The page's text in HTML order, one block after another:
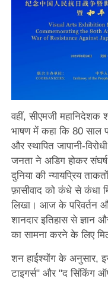
वहीं, सीएमजी महानिदेशक
भाषण में कहा कि 80 साल
और स्थापित जापानी-
जनता ने अडिग होकर
दुनिया की न्यायप्रिय
फ़ासीवाद को कंधे से कंधा
लिखा। आज के परिवर्तन
शानदार इतिहास से ज्ञान
का सामना करने के लिए
शन हाईश्योंग के अनुसार,
टाइगर्स" और "द सिंकिंग